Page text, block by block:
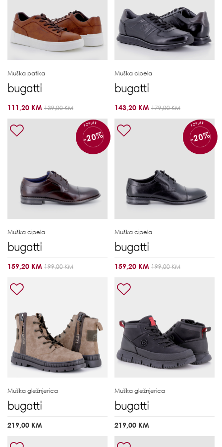
Muška patika
111,20 KM 139,00 KM
Muška cipela
143,20 KM 179,00 KM
POPUST
-20%
Muška cipela
159,20 KM 199,00 KM
POPUST
-20%
Muška cipela
159,20 KM 199,00 KM
Muška gležnjerica
219,00 KM
Muška gležnjerica
219,00 KM